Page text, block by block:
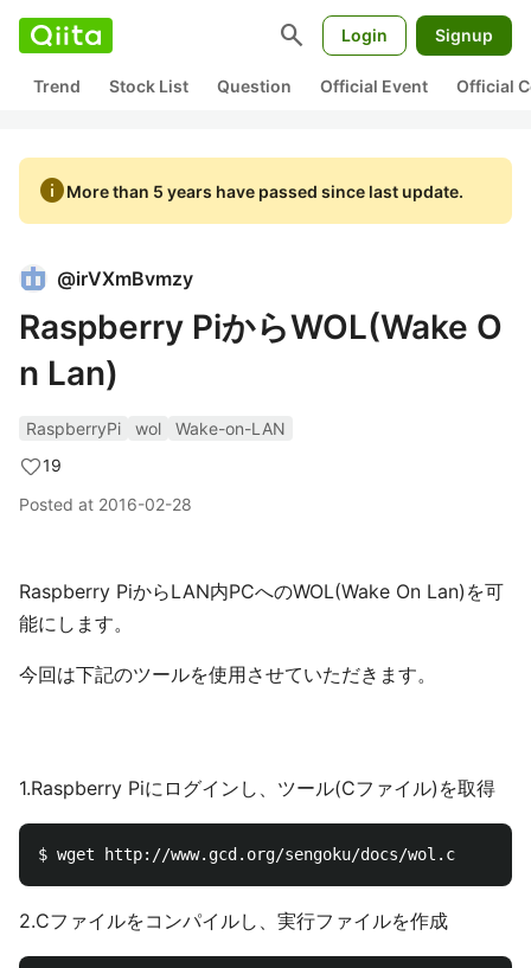
search Login Signup
Trend Stock List Question Official Event Official
infoMore than 5 years have passed since last update.
@irVXmBvmzy
Raspberry PiからWOL(Wake O
n Lan)
RaspberryPi wol
Wake-on-LAN
19
Posted at 2016-02-28
Raspberry PiからLAN内PCへのWOL(Wake On Lan)を可
能にします。
今回は下記のツールを使用させていただきます。
1.Raspberry Piにログインし、ツール(Cファイル)を取得
2.Cファイルをコンパイルし、実行ファイルを作成